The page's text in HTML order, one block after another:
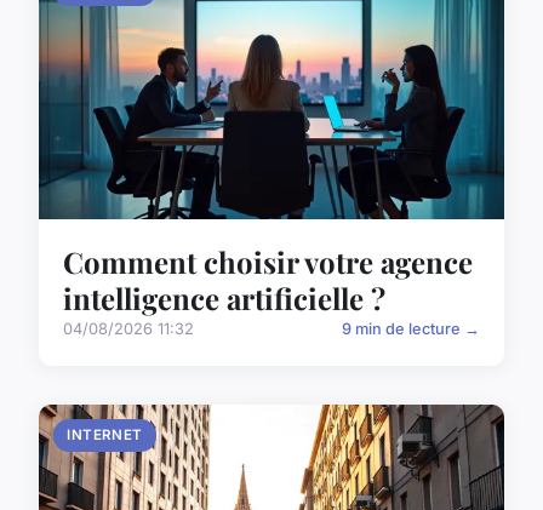
Comment choisir votre agence
intelligence artificielle ?
04/08/2026 11:32 9 min de lecture →
INTERNET